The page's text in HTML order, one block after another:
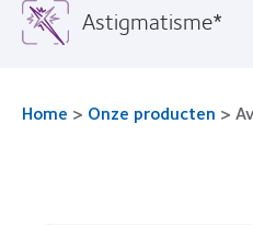
Astigmatisme*
Home > Onze producten >